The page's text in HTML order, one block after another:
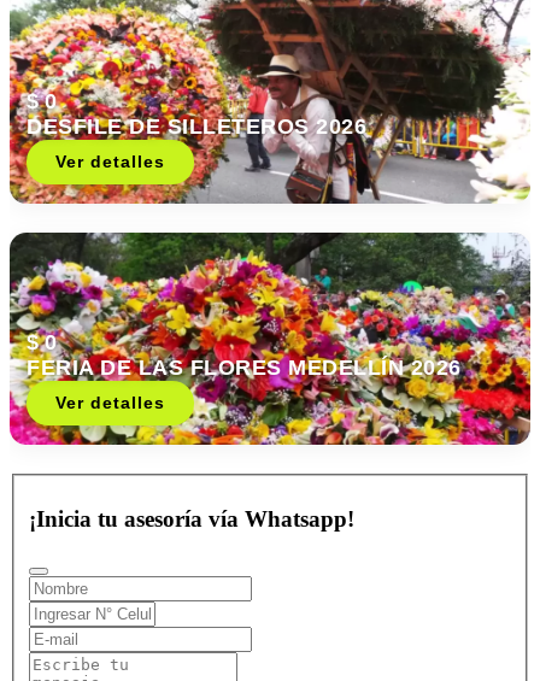
$ 0
DESFILE DE SILLETEROS 2026
Ver detalles
$ 0
FERIA DE LAS FLORES MEDELLÍN 2026
Ver detalles
¡Inicia tu asesoría vía Whatsapp!